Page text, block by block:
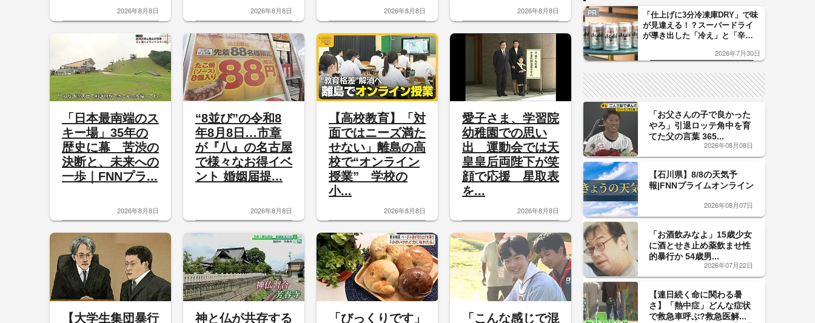
2026年8月8日 2026年8月8日 2026年8月8日 2026年8月8日
「日本最南端のス
キー場」35年の
歴史に幕 苦渋の
決断と、未来への
一歩｜FNNプラ...
2026年8月8日
“8並び”の令和8
年8月8日…市章
が『八』の名古屋
で様々なお得イベ
ント 婚姻届提...
2026年8月8日
【高校教育】「対
面ではニーズ満た
せない」離島の高
校で“オンライン
授業” 学校の
小...
2026年8月8日
愛子さま、学習院
幼稚園での思い
出 運動会では天
皇皇后両陛下が笑
顔で応援 星取表
を...
2026年8月8日
【大学生集団暴行
神と仏が共存する
「びっくりです」
「こんな感じで混
PR
「仕上げに3分冷凍庫DRY」で味
が見違える！？スーパードライ
が導き出した「冷え」と「辛
した「辛口カーブ」が飲み頃の
2026年7月30日
「お父さんの子で良かった
やろ」引退ロッテ角中を育
てた父の言葉 365...
2026年08月08日
【石川県】8/8の天気予
報|FNNプライムオンライン
2026年08月07日
「お酒飲みなよ」15歳少女
に酒とせき止め薬飲ませ性
的暴行か 54歳男...
2026年07月22日
【連日続く命に関わる暑
さ】「熱中症」どんな症状
で救急車呼ぶ?救急医解...